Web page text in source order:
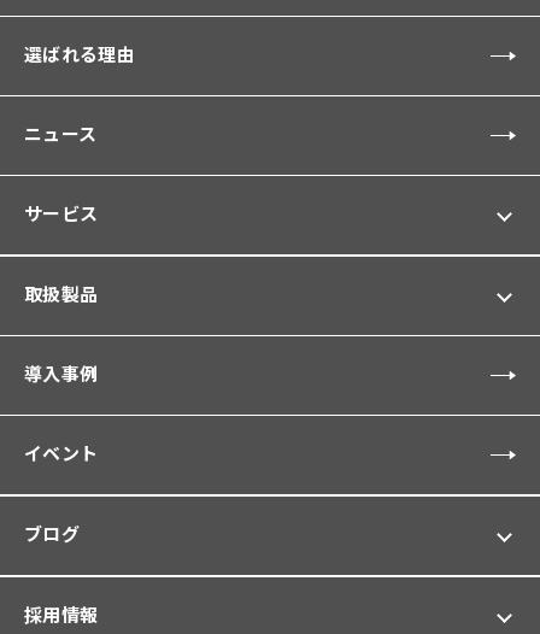
選ばれる理由
ニュース
サービス
取扱製品
導入事例
イベント
ブログ
採用情報